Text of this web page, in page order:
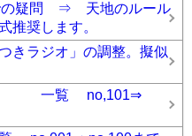
の疑問 ⇒ 天地のルール
推奨します。
きラジオ」の調整。擬似
ト 一覧 no,101⇒